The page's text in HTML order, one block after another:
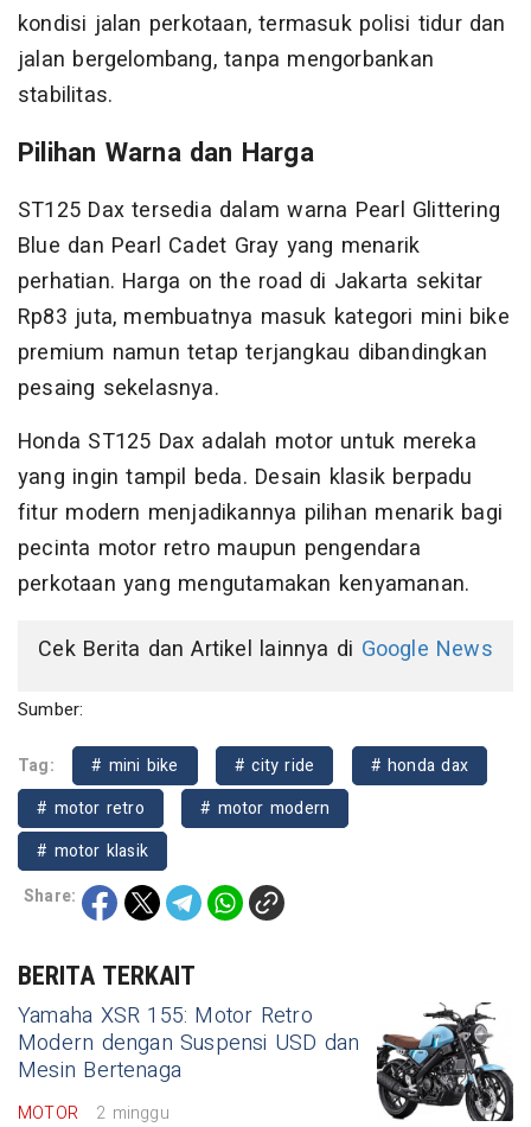
kondisi jalan perkotaan, termasuk polisi tidur dan
jalan bergelombang, tanpa mengorbankan
stabilitas.
Pilihan Warna dan Harga
ST125 Dax tersedia dalam warna Pearl Glittering
Blue dan Pearl Cadet Gray yang menarik
perhatian. Harga on the road di Jakarta sekitar
Rp83 juta, membuatnya masuk kategori mini bike
premium namun tetap terjangkau dibandingkan
pesaing sekelasnya.
Honda ST125 Dax adalah motor untuk mereka
yang ingin tampil beda. Desain klasik berpadu
fitur modern menjadikannya pilihan menarik bagi
pecinta motor retro maupun pengendara
perkotaan yang mengutamakan kenyamanan.
Cek Berita dan Artikel lainnya di Google News
Sumber:
Tag: # mini bike # city ride
# honda dax
# motor retro
# motor modern
# motor klasik
Share:
BERITA TERKAIT
Yamaha XSR 155: Motor Retro
Modern dengan Suspensi USD dan
Mesin Bertenaga
MOTOR 2 minggu